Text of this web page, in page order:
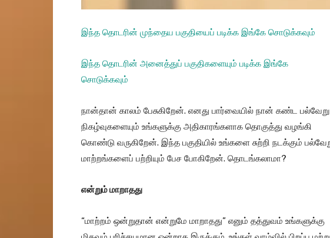
இந்த தொடரின் முந்தைய பகுதியைப் படிக்க இங்கே சொடுக்கவும்
இந்த தொடரின் அனைத்துப் பகுதிகளையும் படிக்க இங்கே
சொடுக்கவும்
நான்தான் காலம் பேசுகிறேன். எனது பார்வையில் நான் கண்ட பல்வேறு
நிகழ்வுகளையும் உங்களுக்கு அதிகாரங்களாக தொகுத்து வழங்கி
கொண்டு வருகிறேன். இந்த பகுதியில் உங்களை சுற்றி நடக்கும்
மாற்றங்களைப் பற்றியும் பேச போகிறேன். தொடங்கலாமா?
என்றும் மாறாதது
“மாற்றம் ஒன்றுதான் என்றுமே மாறாதது” எனும் தத்துவம் உங்களுக்கு